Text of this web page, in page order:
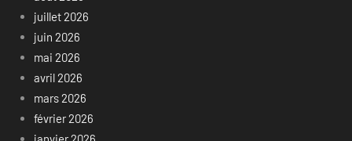
juillet 2026
juin 2026
mai 2026
avril 2026
mars 2026
février 2026